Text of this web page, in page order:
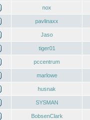
nox
pavlinaxx
Jaso
tiger01
pccentrum
marlowe
husnak
SYSMAN
BobsenClark